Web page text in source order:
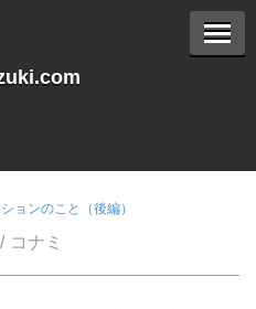
ョンのこと（後編）
コナミ